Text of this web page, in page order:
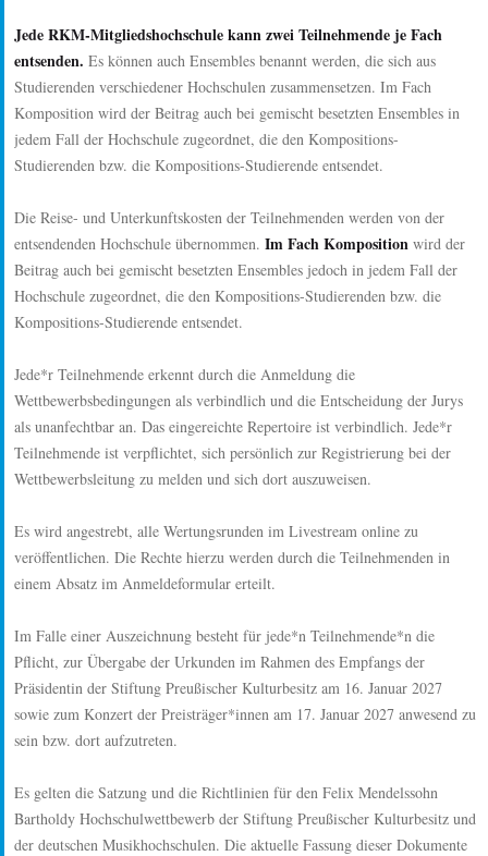
Jede RKM-Mitgliedshochschule kann zwei Teilnehmende je Fach
entsenden. Es können auch Ensembles benannt werden, die sich aus
Studierenden verschiedener Hochschulen zusammensetzen. Im Fach
Komposition wird der Beitrag auch bei gemischt besetzten Ensembles in
jedem Fall der Hochschule zugeordnet, die den Kompositions-
Studierenden bzw. die Kompositions-Studierende entsendet.
Die Reise- und Unterkunftskosten der Teilnehmenden werden von der
entsendenden Hochschule übernommen. Im Fach Kompositionwird der
Beitrag auch bei gemischt besetzten Ensembles jedoch in jedem Fall der
Hochschule zugeordnet, die den Kompositions-Studierenden bzw. die
Kompositions-Studierende entsendet.
Jede*r Teilnehmende erkennt durch die Anmeldung die
Wettbewerbsbedingungen als verbindlich und die Entscheidung der Jurys
als unanfechtbar an. Das eingereichte Repertoire ist verbindlich. Jede*r
Teilnehmende ist verpflichtet, sich persönlich zur Registrierung bei der
Wettbewerbsleitung zu melden und sich dort auszuweisen.
Es wird angestrebt, alle Wertungsrunden im Livestream online zu
veröffentlichen. Die Rechte hierzu werden durch die Teilnehmenden in
einem Absatz im Anmeldeformular erteilt.
Im Falle einer Auszeichnung besteht für jede*n Teilnehmende*n die
Pflicht, zur Übergabe der Urkunden im Rahmen des Empfangs der
Präsidentin der Stiftung Preußischer Kulturbesitz am 16. Januar 2027
sowie zum Konzert der Preisträger*innen am 17. Januar 2027 anwesend zu
sein bzw. dort aufzutreten.
Es gelten die Satzung und die Richtlinien für den Felix Mendelssohn
Bartholdy Hochschulwettbewerb der Stiftung Preußischer Kulturbesitz und
der deutschen Musikhochschulen. Die aktuelle Fassung dieser Dokumente